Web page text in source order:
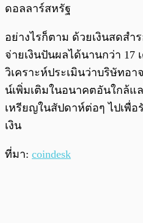
ดอลลาร์สหรัฐ
อย่างไรก็ตาม ด้วยเงินสดสำ
จ่ายเงินปันผลได้นานกว่า 17
วิเคราะห์ประเมินว่าบริษัทอ
น์เพิ่มเติมในอนาคตอันใกล้แ
เหรียญในสัปดาห์ต่อๆ ไปเพื่
เงิน
ที่มา: coindesk